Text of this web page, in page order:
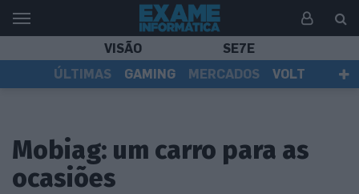
VISÃO
SE7E
ÚLTIMAS
GAMING MERCADOS
VOLT
Mobiag: um carro para as
ocasiões